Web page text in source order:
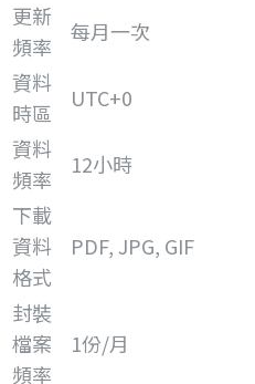
更新
頻率
每月一次
資料
時區
UTC+0
資料
頻率
12小時
下載
資料
格式
PDF, JPG, GIF
封裝
檔案
頻率
1份/月